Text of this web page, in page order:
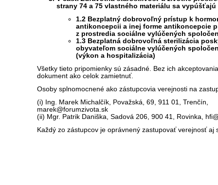
strany 74 a 75 vlastného materiálu sa
1.2 Bezplatný dobrovoľný prístup k
antikoncepcii a inej forme antikoncepcie
z prostredia sociálne vylúčených
1.3 Bezplatná dobrovoľná sterilizácia
obyvateľom sociálne vylúčených
(výkon a hospitalizácia)
Všetky tieto pripomienky sú zásadné. Bez ich
dokument ako celok zamietnuť.
Osoby splnomocnené ako zástupcovia verejnosti na
(i) Ing. Marek Michalčík, Považská, 69, 911 01, Trenčín,
marek@forumzivota.sk
(ii) Mgr. Patrik Daniška, Sadová 206, 900 41, Rovinka,
Každý zo zástupcov je oprávnený zastupovať verejnosť aj